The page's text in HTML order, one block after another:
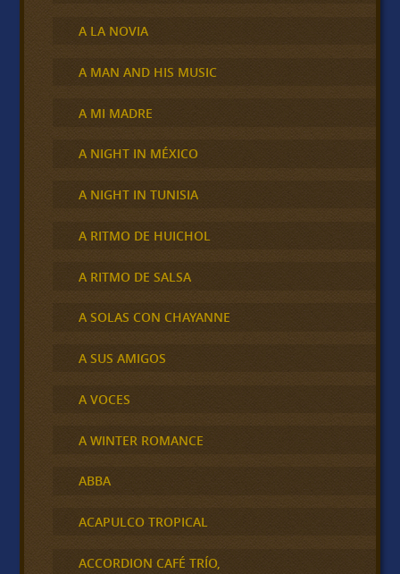
A LA NOVIA
A MAN AND HIS MUSIC
A MI MADRE
A NIGHT IN MÉXICO
A NIGHT IN TUNISIA
A RITMO DE HUICHOL
A RITMO DE SALSA
A SOLAS CON CHAYANNE
A SUS AMIGOS
A VOCES
A WINTER ROMANCE
ABBA
ACAPULCO TROPICAL
ACCORDION CAFÉ TRÍO,